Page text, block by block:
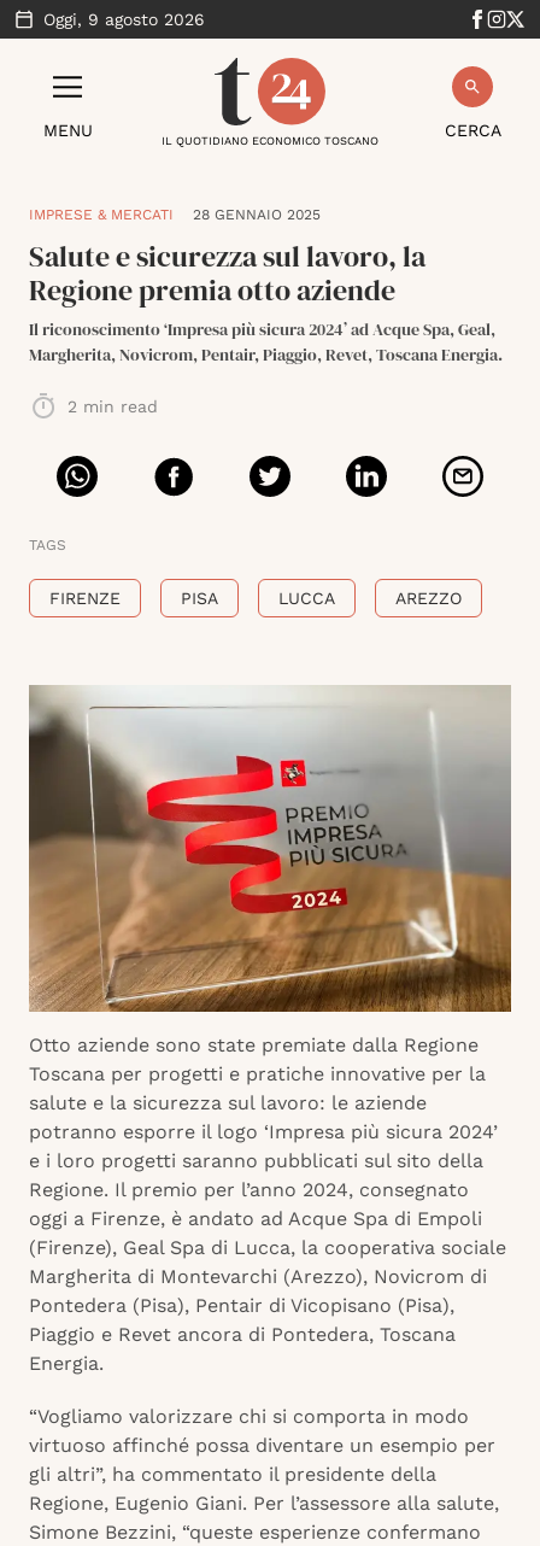
Oggi, 9 agosto 2026
MENU CERCA
IL QUOTIDIANO ECONOMICO TOSCANO
IMPRESE & MERCATI 28 GENNAIO 2025
Salute e sicurezza sul lavoro, la
Regione premia otto aziende
Il riconoscimento ‘Impresa più sicura 2024’ ad Acque Spa, Geal,
Margherita, Novicrom, Pentair, Piaggio, Revet, Toscana Energia.
2 min read
TAGS
FIRENZE PISA LUCCA AREZZO
Otto aziende sono state premiate dalla Regione
Toscana per progetti e pratiche innovative per la
salute e la sicurezza sul lavoro: le aziende
potranno esporre il logo ‘Impresa più sicura 2024’
e i loro progetti saranno pubblicati sul sito della
Regione. Il premio per l’anno 2024, consegnato
oggi a Firenze, è andato ad Acque Spa di Empoli
(Firenze), Geal Spa di Lucca, la cooperativa sociale
Margherita di Montevarchi (Arezzo), Novicrom di
Pontedera (Pisa), Pentair di Vicopisano (Pisa),
Piaggio e Revet ancora di Pontedera, Toscana
Energia.
“Vogliamo valorizzare chi si comporta in modo
virtuoso affinché possa diventare un esempio per
gli altri”, ha commentato il presidente della
Regione, Eugenio Giani. Per l’assessore alla salute,
Simone Bezzini, “queste esperienze confermano